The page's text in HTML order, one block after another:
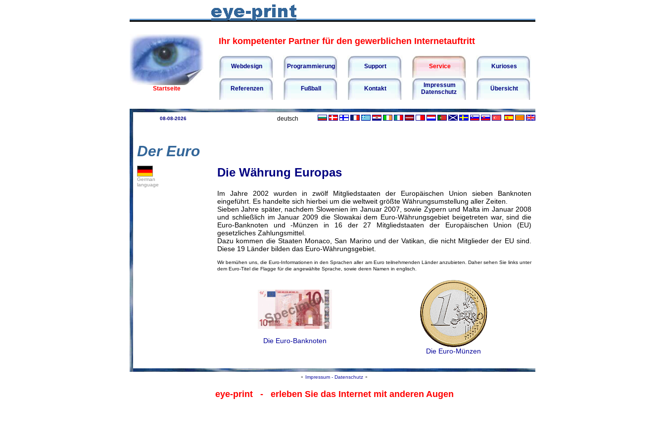
Startseite
Ihr kompetenter Partner für den gewerblichen Internetauftritt
Webdesign Programmierung Support Service Kurioses
Referenzen Fußball Kontakt
Impressum
Datenschutz
Übersicht
08-08-2026 deutsch
Der Euro
German
language
Die Währung Europas
Im Jahre 2002 wurden in zwölf Mitgliedstaaten der Europäischen Union sieben Banknoten
eingeführt. Es handelte sich hierbei um die weltweit größte Währungsumstellung aller Zeiten.
Sieben Jahre später, nachdem Slowenien im Januar 2007, sowie Zypern und Malta im Januar 2008
und schließlich im Januar 2009 die Slowakai dem Euro-Währungsgebiet beigetreten war, sind die
Euro-Banknoten und -Münzen in 16 der 27 Mitgliedstaaten der Europäischen Union (EU)
gesetzliches Zahlungsmittel.
Dazu kommen die Staaten Monaco, San Marino und der Vatikan, die nicht Mitglieder der EU sind.
Diese 19 Länder bilden das Euro-Währungsgebiet.
Wir bemühen uns, die Euro-Informationen in den Sprachen aller am Euro teilnehmenden Länder anzubieten. Daher sehen Sie links unter
dem Euro-Titel die Flagge für die angewählte Sprache, sowie deren Namen in englisch.
Die Euro-Banknoten
Die Euro-Münzen
- Impressum - Datenschutz -
eye-print- erleben Sie das Internet mit anderen Augen